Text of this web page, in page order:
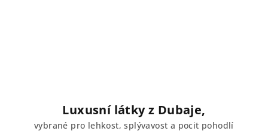
Luxusní látky z Dubaje,
vybrané pro lehkost, splývavost a pocit pohodlí